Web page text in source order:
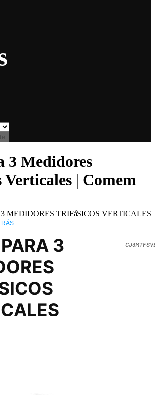
3 Medidores
Verticales | Comem
MEDIDORES TRIFáSICOS VERTICALES
3